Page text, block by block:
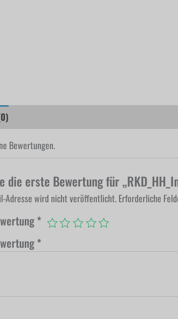
Bewertungen.
die erste Bewertung für
Adresse wird nicht veröffentlicht.Erforderliche
*
*